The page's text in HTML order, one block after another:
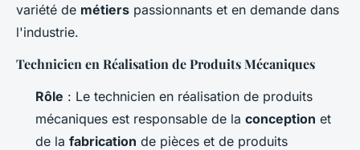
variété de métiers passionnants et en demande dans
l'industrie.
Technicien en Réalisation de Produits Mécaniques
Rôle : Le technicien en réalisation de produits
mécaniques est responsable de la conception et
de la fabrication de pièces et de produits